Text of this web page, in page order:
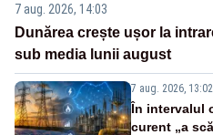
7 aug. 2026, 14:03
Dunărea crește ușor la
sub media lunii august
7 aug. 2026, 13:02
În intervalul
curent „a